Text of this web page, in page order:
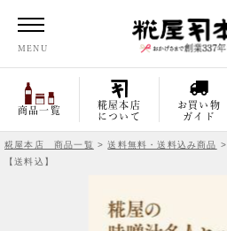
MENU
商品一覧
糀屋本店
について
お買い物
ガイド
糀屋本店 商品一覧 >送料無料・送料込み商品 >
【送料込】